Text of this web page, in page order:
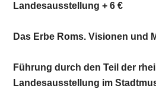
Landesausstellung + 6 €
Das Erbe Roms. Visionen und
Führung durch den Teil der
Landesausstellung im